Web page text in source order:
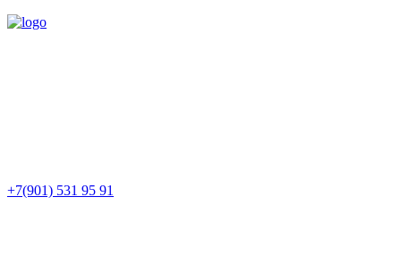
+7(901) 531 95 91